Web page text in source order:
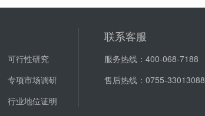
可行性研究
专项市场调研
行业地位证明
联系客服
服务热线： 400-068-7188
售后热线： 0755-33013088